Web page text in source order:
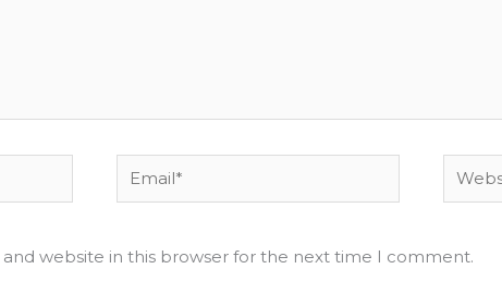
Email*
and website in this browser for the next time I comment.